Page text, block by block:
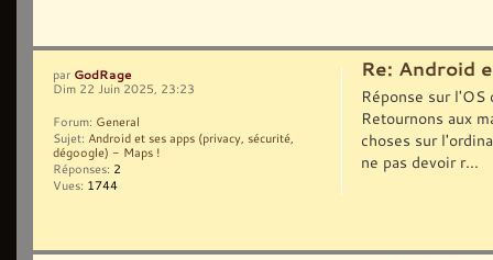
Re: Android
Réponse sur
Retournons aux
choses sur
ne pas devoir r...
par GodRage
Dim 22 Juin 2025, 23:23
Forum: General
Sujet: Android et ses apps (privacy, sécurité,
dégoogle) - Maps !
Réponses: 2
Vues: 1744